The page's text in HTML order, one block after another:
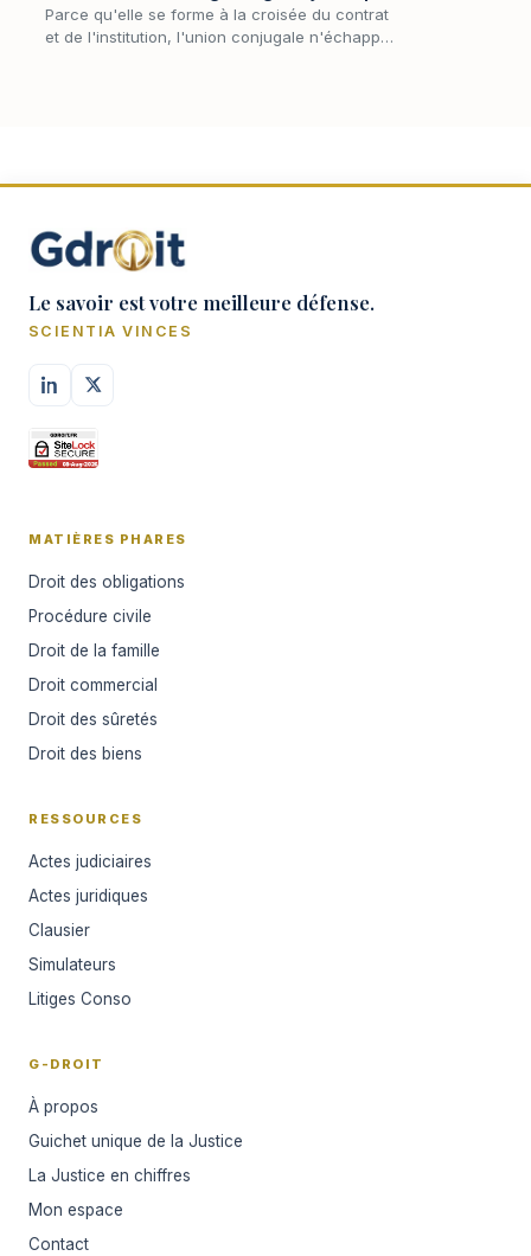
Parce qu'elle se forme à la croisée du contrat
et de l'institution, l'union conjugale n'échappe
Le savoir est votre meilleure défense.
SCIENTIA VINCES
MATIÈRES PHARES
Droit des obligations
Procédure civile
Droit de la famille
Droit commercial
Droit des sûretés
Droit des biens
RESSOURCES
Actes judiciaires
Actes juridiques
Clausier
Simulateurs
Litiges Conso
G-DROIT
À propos
Guichet unique de la Justice
La Justice en chiffres
Mon espace
Contact